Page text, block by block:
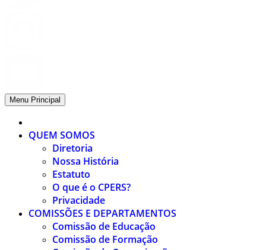
Menu Principal
QUEM SOMOS
Diretoria
Nossa História
Estatuto
O que é o CPERS?
Privacidade
COMISSÕES E DEPARTAMENTOS
Comissão de Educação
Comissão de Formação